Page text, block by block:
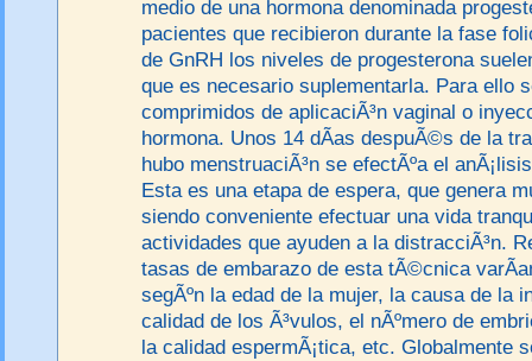
medio de una hormona denominada
pacientes que recibieron durante la fase
de GnRH los niveles de progesterona
que es necesario suplementarla. Para ello
comprimidos de aplicaciÃ³n vaginal o
hormona. Unos 14 dÃ­as despuÃ©s de la
hubo menstruaciÃ³n se efectÃºa el
Esta es una etapa de espera, que genera
siendo conveniente efectuar una vida
actividades que ayuden a la distracciÃ³n.
tasas de embarazo de esta tÃ©cnica
segÃºn la edad de la mujer, la causa de la
calidad de los Ã³vulos, el nÃºmero de
la calidad espermÃ¡tica, etc. Globalmente